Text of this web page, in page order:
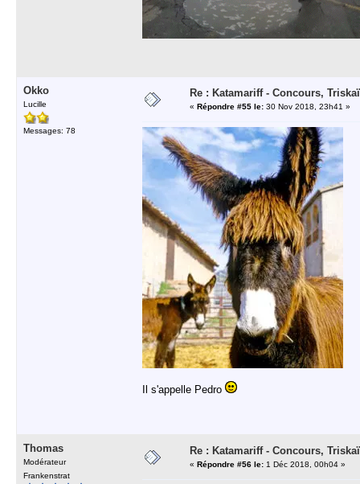
Okko
Lucille
Messages: 78
Re : Katamariff - Concours,
« Répondre #55 le: 30 Nov 2018, 23h41 »
Il s'appelle Pedro
Thomas
Modérateur
Frankenstrat
Re : Katamariff - Concours,
« Répondre #56 le: 1 Déc 2018, 00h04 »